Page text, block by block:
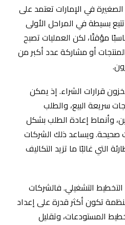
في الإمارات تعتمد على
بسيطة في المراحل الأولى
مؤقتًا، لكن العمليات تصبح
أو مشاركة عدد أكبر من
قرارات الشراء. إذ يمكن
سريعة البيع، والطلب
وأنماط إعادة الطلب بشكل
صحيحة. ويساعد ذلك الشركات
التي غالبًا ما تزيد التكاليف
التشغيلي. فالشركات
تكون أكثر قدرة على إعداد
المستودعات، وتقليل